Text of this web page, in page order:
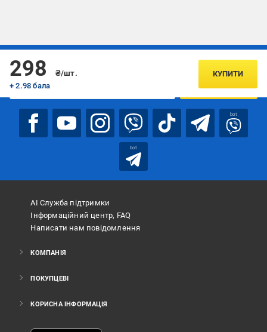
298
₴/шт.
+ 2.98 бала
КУПИТИ
Підписуйтесь, щоб дізнаватись першим про акції та пропозиції
ПІДПИСАТИСЯ
bot
bot
АІ Служба підтримки
Інформаційний центр, FAQ
Написати нам повідомлення
КОМПАНІЯ
ПОКУПЦЕВІ
КОРИСНА ІНФОРМАЦІЯ